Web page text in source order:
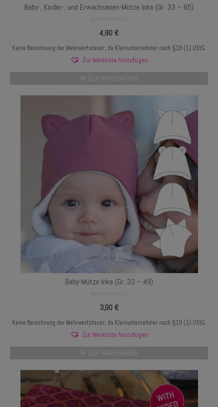
Baby-, Kinder-, und Erwachsenen-Mütze Inka (Gr. 33 – 65)
4,90 €
Keine Berechnung der Mehrwertsteuer, da Kleinunternehmer nach §19 (1) UStG.
Zur Merkliste hinzufügen
IN DEN WARENKORB
Baby-Mütze Inka (Gr. 33 – 49)
3,90 €
Keine Berechnung der Mehrwertsteuer, da Kleinunternehmer nach §19 (1) UStG.
Zur Merkliste hinzufügen
IN DEN WARENKORB